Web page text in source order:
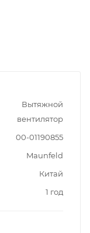
Вытяжной
вентилятор
00-01190855
Maunfeld
Китай
1 год